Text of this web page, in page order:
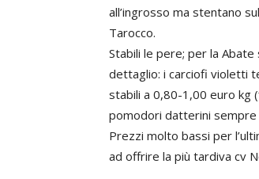
all’ingrosso ma stentano
Tarocco.
Stabili le pere; per la Abate
dettaglio: i carciofi violetti
stabili a 0,80-1,00 euro kg
pomodori datterini
Prezzi molto bassi per
ad offrire la più tardiva cv